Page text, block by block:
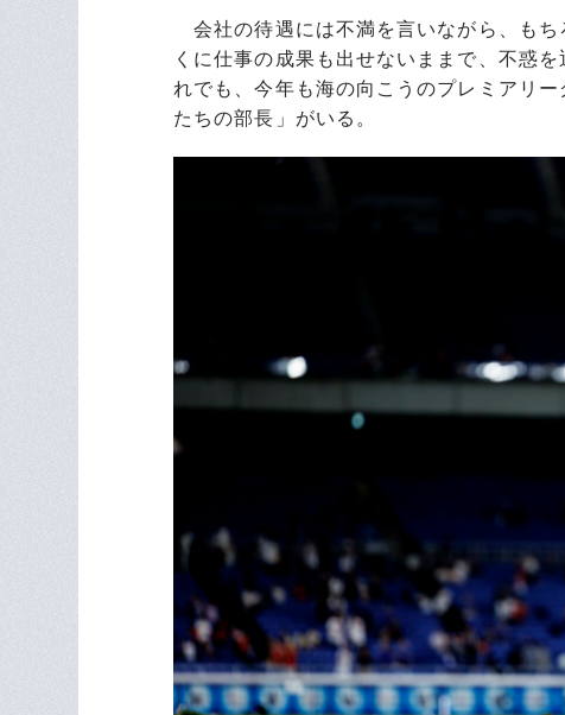
会社の待遇には不満を言いながら、もち
くに仕事の成果も出せないままで、不惑
れでも、今年も海の向こうのプレミアリ
たちの部長」がいる。